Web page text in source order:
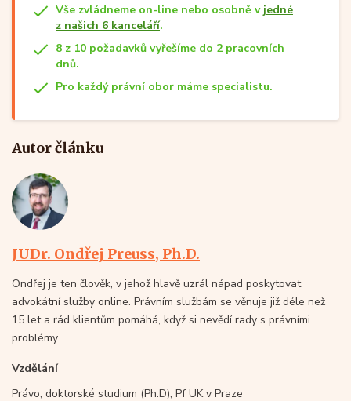
Vše zvládneme on-line nebo osobně v jedné
z našich 6 kanceláří.
8 z 10 požadavků vyřešíme do 2 pracovních
dnů.
Pro každý právní obor máme specialistu.
Autor článku
JUDr. Ondřej Preuss, Ph.D.
Ondřej je ten člověk, v jehož hlavě uzrál nápad poskytovat
advokátní služby online. Právním službám se věnuje již déle než
15 let a rád klientům pomáhá, když si nevědí rady s právními
problémy.
Vzdělání
Právo, doktorské studium (Ph.D), Pf UK v Praze